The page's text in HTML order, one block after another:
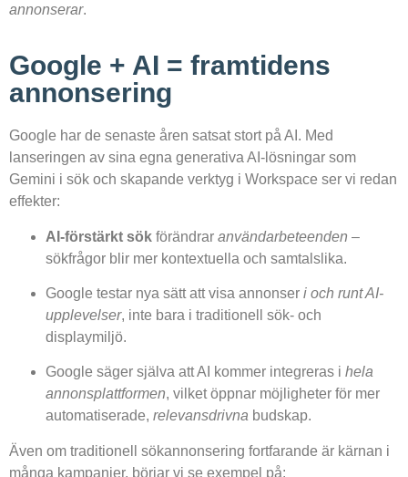
annonserar.
Google + AI = framtidens
annonsering
Google har de senaste åren satsat stort på AI. Med
lanseringen av sina egna generativa AI-lösningar som
Gemini i sök och skapande verktyg i Workspace ser vi redan
effekter:
AI-förstärkt sök förändrar användarbeteenden –
sökfrågor blir mer kontextuella och samtalslika.
Google testar nya sätt att visa annonser i och runt AI-
upplevelser, inte bara i traditionell sök- och
displaymiljö.
Google säger själva att AI kommer integreras i hela
annonsplattformen, vilket öppnar möjligheter för mer
automatiserade, relevansdrivna budskap.
Även om traditionell sökannonsering fortfarande är kärnan i
många kampanjer, börjar vi se exempel på: